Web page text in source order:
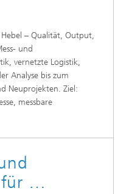
– Qualität, Output,
und
vernetzte Logistik,
Analyse bis zum
Neuprojekten. Ziel:
messbare
für …